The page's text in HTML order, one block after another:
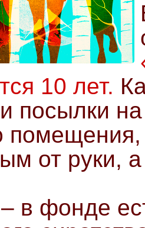
10 лет.
посылки
от руки,
в фонде